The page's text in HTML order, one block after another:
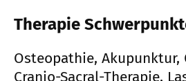
Therapie
Osteopathie, Akupunktur,
Cranio-Sacral-Therapie,